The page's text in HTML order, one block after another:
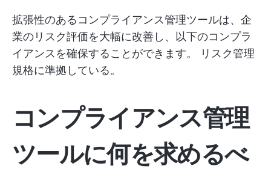
拡張性のあるコンプライアンス管理ツールは、企
業のリスク評価を大幅に改善し、以下のコンプラ
イアンスを確保することができます。
リスク管理
規格に準拠している。
コンプライアンス管理
ツールに何を求めるべ